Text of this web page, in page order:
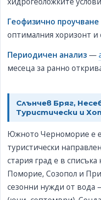
Геофизично проучване
оптималния хоризонт и
Периодичен анализ —
месеца за ранно
Слънчев Бряг,
Туристически и
Южното Черноморие е
туристически
стария град е в
Поморие, Созопол и
сезонни нужди от вода